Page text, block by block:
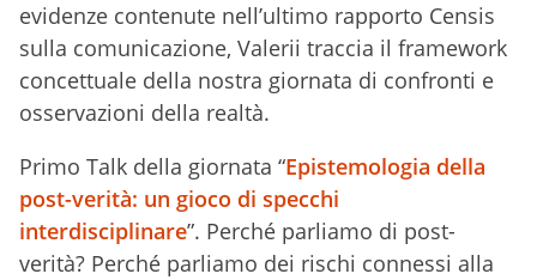
evidenze contenute nell’ultimo rapporto Censis
sulla comunicazione, Valerii traccia il framework
concettuale della nostra giornata di confronti e
osservazioni della realtà.
Primo Talk della giornata “Epistemologia della
post-verità: un gioco di specchi
interdisciplinare”. Perché parliamo di post-
verità? Perché parliamo dei rischi connessi alla